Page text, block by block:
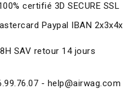
certifié 3D SECURE SSL
Paypal IBAN 2x3x4x
SAV retour 14 jours
- help@airwag.com